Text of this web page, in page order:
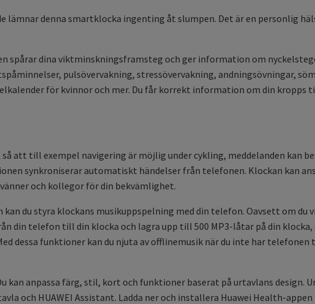
lämnar denna smartklocka ingenting åt slumpen. Det är en personlig
spårar dina viktminskningsframsteg och ger information om
pulsövervakning, stressövervakning, andningsövningar,
för kvinnor och mer. Du får korrekt information om din kropps
att till exempel navigering är möjlig under cykling, meddelanden kan
synkroniserar automatiskt händelser från telefonen. Klockan kan
och kollegor för din bekvämlighet.
du styra klockans musikuppspelning med din telefon. Oavsett om
din telefon till din klocka och lagra upp till 500 MP3-låtar på din
dessa funktioner kan du njuta av offlinemusik när du inte har
kan anpassa färg, stil, kort och funktioner baserat på urtavlans design.
och HUAWEI Assistant. Ladda ner och installera Huawei Health-